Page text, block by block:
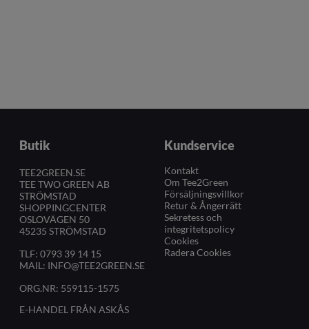
Butik
TEE2GREEN.SE
TEE TWO GREEN AB
STRÖMSTAD
SHOPPINGCENTER
OSLOVÄGEN 50
45235 STRÖMSTAD
TLF: 0793 39 14 15
MAIL: INFO@TEE2GREEN.SE
ORG.NR: 559115-1575
E-HANDEL FRÅN ASKÅS
Kundservice
Kontakt
Om Tee2Green
Försäljningsvillkor
Retur & Ångerrätt
Sekretess och
integritetspolicy
Cookies
Radera Cookies